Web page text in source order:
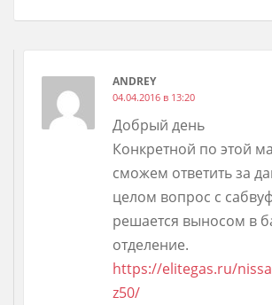
ANDREY
04.04.2016 в 13:20
Добрый день
Конкретной по этой
сможем ответить за
целом вопрос с
решается выносом в
отделение.
https://elitegas.ru/
z50/